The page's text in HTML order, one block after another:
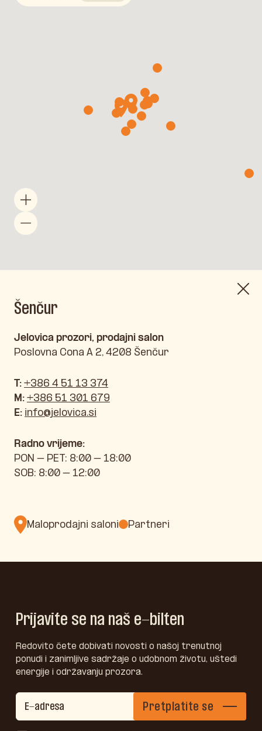
Šenčur
Jelovica prozori, prodajni salon
Poslovna Cona A 2, 4208 Šenčur
T: +386 4 51 13 374
M: +386 51 301 679
E: info@jelovica.si
Radno vrijeme:
PON – PET: 8:00 – 18:00
SOB: 8:00 – 12:00
Maloprodajni saloni Partneri
Prijavite se na naš e-bilten
Redovito ćete dobivati novosti o našoj trenutnoj
ponudi i zanimljive sadržaje o udobnom životu, uštedi
energije i održavanju prozora.
Pretplatite se